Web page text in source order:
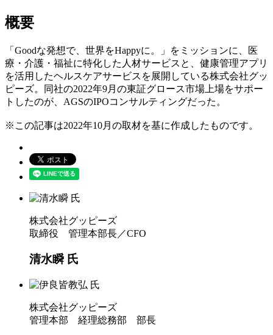
概要
「Goodな発想で、世界をHappyに。」をミッションに、医
療・介護・福祉に特化した人材サービスと、健康管理アプリ
を活用したヘルスケアサービスを展開している株式会社グッ
ピーズ。同社の2022年9月の東証グロース市場上場をサポー
トしたのが、AGSのIPOコンサルティングだった。
※この記事は2022年10月の取材を基に作成したものです。
株式会社グッピーズ
取締役 管理本部長／CFO
清水瞬 氏
株式会社グッピーズ
管理本部 経理総務部 部長